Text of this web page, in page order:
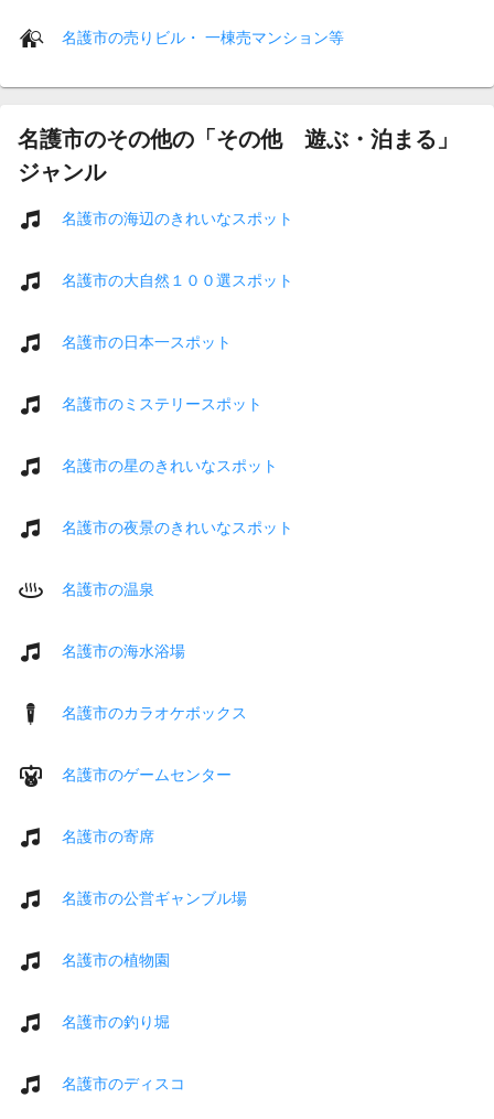
名護市の売りビル・ 一棟売マンション等
名護市のその他の「その他 遊ぶ・泊まる」
ジャンル
名護市の海辺のきれいなスポット
名護市の大自然１００選スポット
名護市の日本一スポット
名護市のミステリースポット
名護市の星のきれいなスポット
名護市の夜景のきれいなスポット
名護市の温泉
名護市の海水浴場
名護市のカラオケボックス
名護市のゲームセンター
名護市の寄席
名護市の公営ギャンブル場
名護市の植物園
名護市の釣り堀
名護市のディスコ